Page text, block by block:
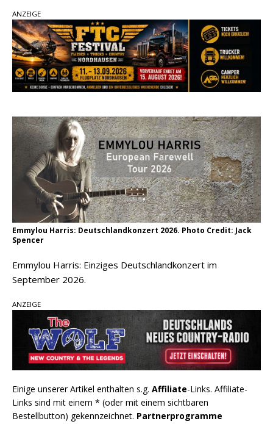
„Choosin‘ Texas“ gehört zu den größten Hits
aller Zeiten
pez veröffentlicht neue Single „Late Night
Talks“ – eine Hymne auf unvergessliche
Sommernächte
Morgan Wallen, Dolly Parton und Riley Green im
Fokus
ANZEIGE
Emmylou Harris: Deutschlandkonzert 2026. Photo Credit: Jack
Spencer
Emmylou Harris: Einziges Deutschlandkonzert im
September 2026.
ANZEIGE
Einige unserer Artikel enthalten s.g. Affiliate-Links. Affiliate-
Links sind mit einem * (oder mit einem sichtbaren
Bestellbutton) gekennzeichnet. Partnerprogramme